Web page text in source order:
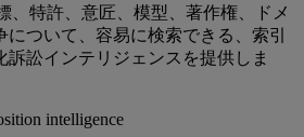
、特許、意匠、模型、著作権、ドメ
について、容易に検索できる、索引
訴訟インテリジェンスを提供しま
intelligence